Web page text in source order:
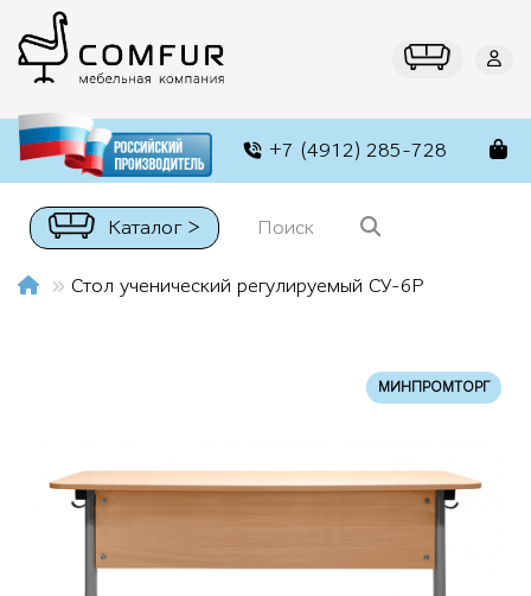
+7 (4912) 285-728
Каталог >
Стол ученический регулируемый СУ-6Р
МИНПРОМТОРГ